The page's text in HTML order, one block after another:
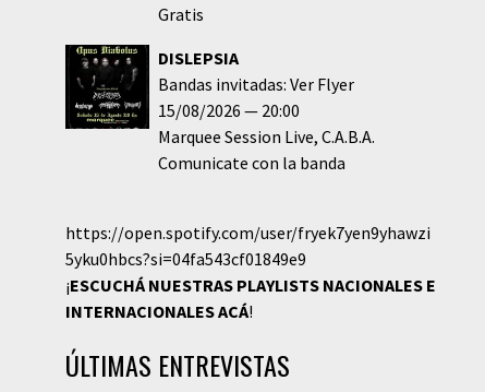
Gratis
DISLEPSIA
Bandas invitadas: Ver Flyer
15/08/2026
20:00
Marquee Session Live C.A.B.A.
Comunicate con la banda
https://open.spotify.com/user/fryek7yen9yhawzi
5yku0hbcs?si=04fa543cf01849e9
¡ESCUCHÁ NUESTRAS PLAYLISTS NACIONALES E
INTERNACIONALESACÁ!
ÚLTIMAS ENTREVISTAS